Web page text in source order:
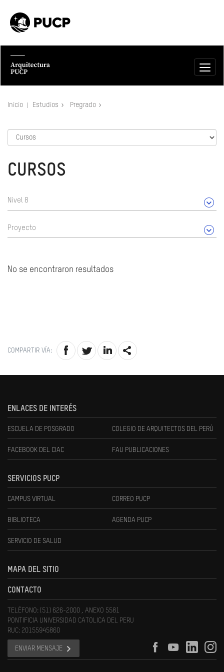
Inicio Estudios Pregrado
CURSOS
Nivel 8
Proyecto
No se encontraron resultados
COMPARTIR VÍA:
ENLACES DE INTERÉS
ESCUELA DE POSGRADO COLEGIO DE ARQUITECTOS DEL PERÚ
FACEBOOK DEL CIAC FAU PUBLICACIONES
SERVICIOS PUCP
CAMPUS VIRTUAL CORREO PUCP
BIBLIOTECA AGENDA PUCP
SERVICIO DE SALUD
MAPA DEL SITIO
CONTACTO
TELÉFONO: (51) 626-2000 , ANEXO 5581
PONTIFICIA UNIVERSIDAD CATOLICA DEL PERU
RUC: 20155945860
ENVIAR MENSAJE